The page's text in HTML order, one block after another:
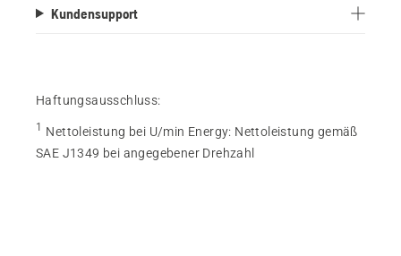
Kundensupport
Haftungsausschluss:
1 Nettoleistung bei U/min Energy: Nettoleistung gemäß
SAE J1349 bei angegebener Drehzahl